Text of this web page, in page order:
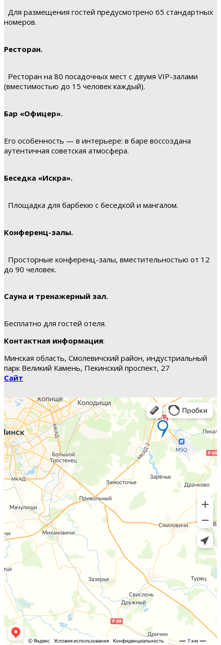
Для размещения гостей предусмотрено 65 стандартных
номеров.
Ресторан.
Ресторан на 80 посадочных мест с двумя VIP-залами
(вместимостью до 15 человек каждый).
Бар «Офицер».
Его особенность — в интерьере: в баре воссоздана
аутентичная советская атмосфера.
Беседка «Искра».
Площадка для барбекю с беседкой и мангалом.
Конференц-залы.
Просторные конференц-залы, вместительностью от 12
до 90 человек.
Сауна и тренажерный зал.
Бесплатно для гостей отеля.
Контактная информация:
Минская область, Смолевичский район, индустриальный
парк Великий Камень, Пекинский проспект, 27
Сайт